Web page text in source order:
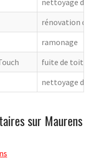
nettoyage de
rénovation de
ramonage
fuite de toiture
nettoyage de
sur Maurens